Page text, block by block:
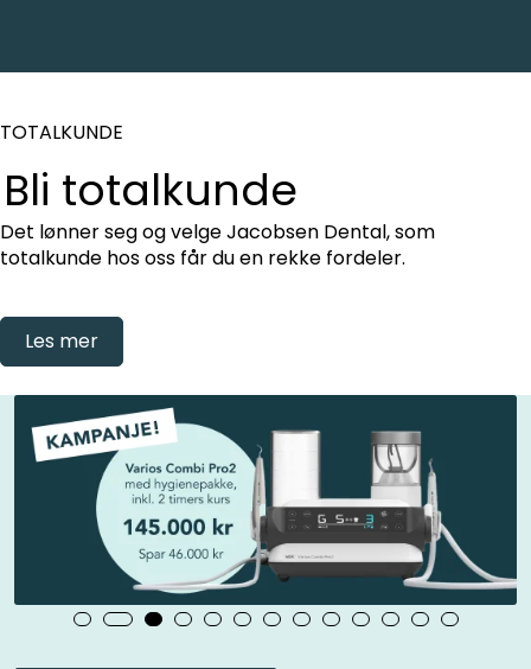
TOTALKUNDE
Bli totalkunde
Det lønner seg og velge Jacobsen Dental, som
totalkunde hos oss får du en rekke fordeler.
Les mer